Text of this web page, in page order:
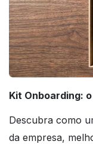
Kit Onboarding:
Descubra como
da empresa,